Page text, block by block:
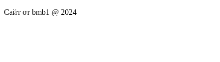
Сайт от bmb1 @ 2024